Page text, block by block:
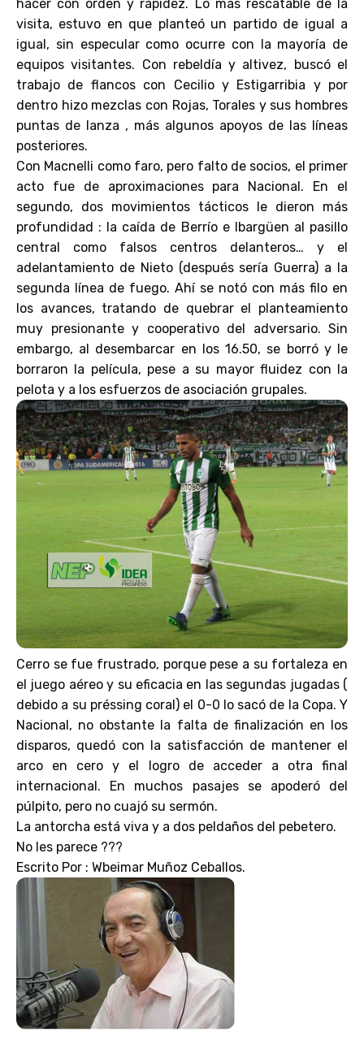
hacer con orden y rapidez. Lo más rescatable de la
visita, estuvo en que planteó un partido de igual a
igual, sin especular como ocurre con la mayoría de
equipos visitantes. Con rebeldía y altivez, buscó el
trabajo de flancos con Cecilio y Estigarribia y por
dentro hizo mezclas con Rojas, Torales y sus hombres
puntas de lanza , más algunos apoyos de las líneas
posteriores.
Con Macnelli como faro, pero falto de socios, el primer
acto fue de aproximaciones para Nacional. En el
segundo, dos movimientos tácticos le dieron más
profundidad : la caída de Berrío e Ibargüen al pasillo
central como falsos centros delanteros… y el
adelantamiento de Nieto (después sería Guerra) a la
segunda línea de fuego. Ahí se notó con más filo en
los avances, tratando de quebrar el planteamiento
muy presionante y cooperativo del adversario. Sin
embargo, al desembarcar en los 16.50, se borró y le
borraron la película, pese a su mayor fluidez con la
pelota y a los esfuerzos de asociación grupales.
Cerro se fue frustrado, porque pese a su fortaleza en
el juego aéreo y su eficacia en las segundas jugadas (
debido a su préssing coral) el 0-0 lo sacó de la Copa. Y
Nacional, no obstante la falta de finalización en los
disparos, quedó con la satisfacción de mantener el
arco en cero y el logro de acceder a otra final
internacional. En muchos pasajes se apoderó del
púlpito, pero no cuajó su sermón.
La antorcha está viva y a dos peldaños del pebetero.
No les parece ???
Escrito Por : Wbeimar Muñoz Ceballos.